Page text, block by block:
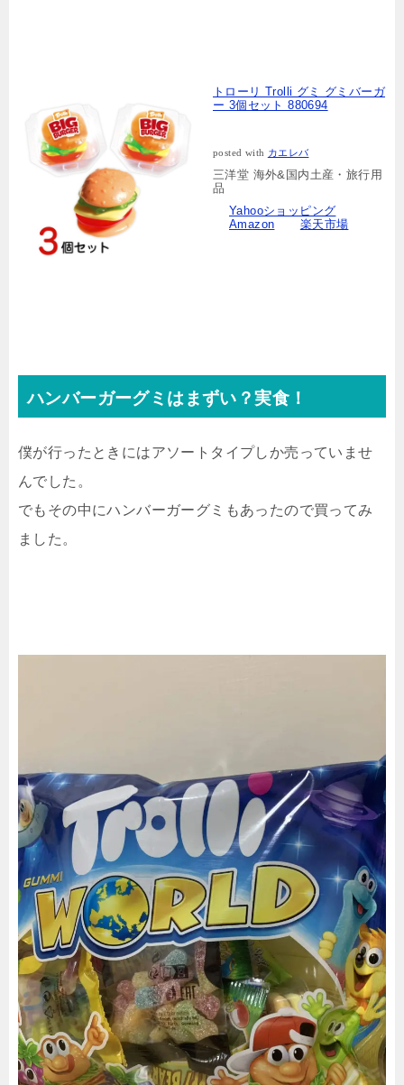
トローリ Trolli グミ グミバーガ
ー 3個セット 880694
posted with カエレバ
三洋堂 海外&国内土産・旅行用
品
Yahooショッピング
Amazon
楽天市場
ハンバーガーグミはまずい？実食！
僕が行ったときにはアソートタイプしか売っていませ
んでした。
でもその中にハンバーガーグミもあったので買ってみ
ました。